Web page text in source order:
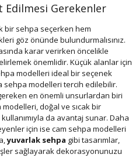
Edilmesi Gerekenler
bir sehpa seçerken hem
göz önünde bulundurmalısınız.
karar verirken öncelikle
önemlidir. Küçük alanlar için
modelleri ideal bir seçenek
sehpa modelleri tercih edilebilir.
en önemli unsurlardan biri
doğal ve sıcak bir
da avantaj sunar. Daha
için ise cam sehpa modelleri
yuvarlak sehpa gibi tasarımlar,
sağlayarak dekorasyonunuzu